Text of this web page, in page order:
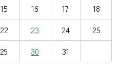
15 16 17
18
22 23 24
25
29 30 31